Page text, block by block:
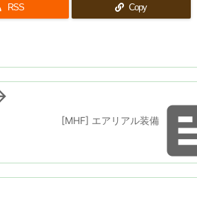
RSS Copy
[MHF] エアリアル装備